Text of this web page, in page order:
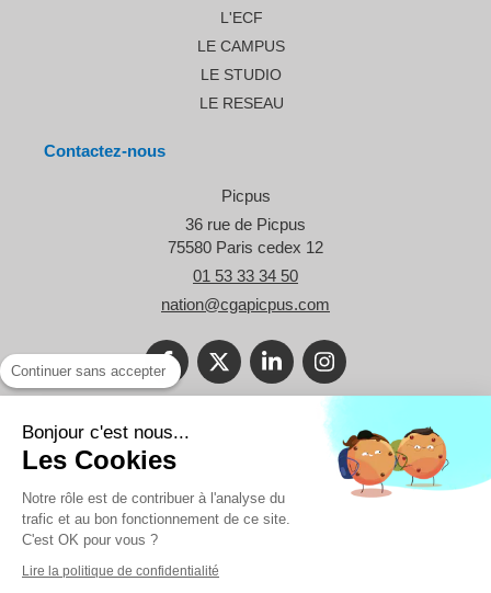
L'ECF
LE CAMPUS
LE STUDIO
LE RESEAU
Contactez-nous
Picpus
36 rue de Picpus
75580 Paris cedex 12
01 53 33 34 50
nation@cgapicpus.com
©2021 Le Blog Picpus - Spécialiste des problématiques des TPE et
des professionnels libéraux.
Continuer sans accepter
Bonjour c'est nous...
Les Cookies
Notre rôle est de contribuer à l'analyse du
trafic et au bon fonctionnement de ce site.
C'est OK pour vous ?
Lire la politique de confidentialité